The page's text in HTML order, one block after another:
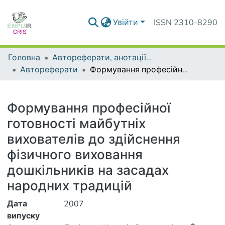
Увійти ISSN 2310-8290
Головна
Автореферати, анотації до дисертацій та дисертації
Автореферати
Формування професійної готовності майбутніх вихователів до здійснення фізичного виховання дошкільників на засадах народних традицій
Формування професійної
готовності майбутніх
вихователів до здійснення
фізичного виховання
дошкільників на засадах
народних традицій
Дата
випуску
2007